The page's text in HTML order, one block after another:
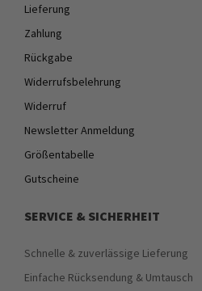
Lieferung
Zahlung
Rückgabe
Widerrufsbelehrung
Widerruf
Newsletter Anmeldung
Größentabelle
Gutscheine
SERVICE & SICHERHEIT
Schnelle & zuverlässige Lieferung
Einfache Rücksendung & Umtausch